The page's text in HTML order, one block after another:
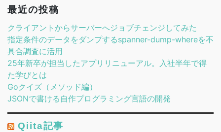
最近の投稿
クライアントからサーバーへジョブチェンジしてみた
指定条件のデータをダンプするspanner-dump-whereを不
具合調査に活用
25年新卒が担当したアプリリニューアル。入社半年で得
た学びとは
Goクイズ（メソッド編）
JSONで書ける自作プログラミング言語の開発
Qiita記事